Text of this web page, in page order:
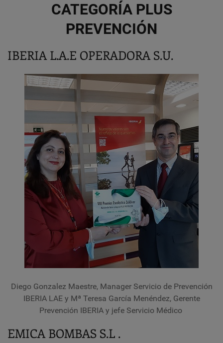
CATEGORÍA PLUS
PREVENCIÓN
IBERIA L.A.E OPERADORA S.U.
Diego Gonzalez Maestre, Manager Servicio de Prevención
IBERIA LAE y Mª Teresa García Menéndez, Gerente
Prevención IBERIA y jefe Servicio Médico
EMICA BOMBAS S.L .